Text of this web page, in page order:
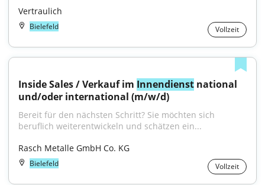
Vertraulich
Bielefeld Vollzeit
Inside Sales / Verkauf im Innendienst national
und/oder international (m/w/d)
Bereit für den nächsten Schritt? Sie möchten sich
beruflich weiterentwickeln und schätzen ein...
Rasch Metalle GmbH Co. KG
Bielefeld Vollzeit